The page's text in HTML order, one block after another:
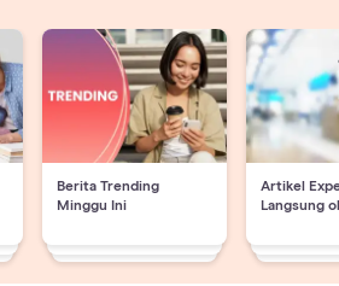
Berita Trending
Minggu Ini
Artikel
Langsung